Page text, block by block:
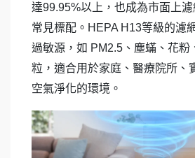
達99.95%以上，也成為市面上
常見標配。HEPA H13等級的濾
過敏源，如 PM2.5、塵蟎、花粉
粒，適合用於家庭、醫療院所、
空氣淨化的環境。